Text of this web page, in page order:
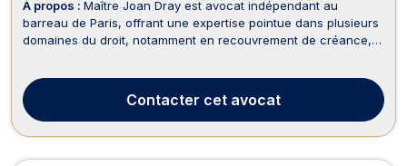
À propos : Maître Joan Dray est avocat indépendant au
barreau de Paris, offrant une expertise pointue dans plusieurs
domaines du droit, notamment en recouvrement de créance,
ainsi qu'en droit de la consommation ...
Contacter cet avocat